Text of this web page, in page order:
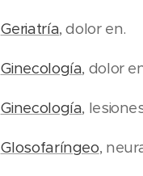
Geriatría, dolor en.
Ginecología, dolor
Ginecología,
Glosofaríngeo,